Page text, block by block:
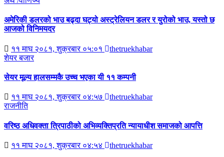
अमेरिकी डलरको भाउ बढ्दा घट्यो अस्ट्रेलियन डलर र युरोको भाउ, यस्तो छ
आजको विनिमयदर
११ माघ २०८१, शुक्रबार ०५:०१
thetruekhabar
शेयर बजार
सेयर मूल्य हालसम्मकै उच्च भएका यी ११ कम्पनी
११ माघ २०८१, शुक्रबार ०४:५७
thetruekhabar
राजनीति
वरिष्ठ अधिवक्ता त्रिपाठीको अभिव्यक्तिप्रति न्यायाधीश समाजको आपत्ति
११ माघ २०८१, शुक्रबार ०४:५४
thetruekhabar